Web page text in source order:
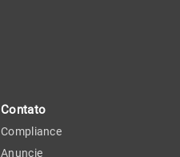
Contato
Compliance
Anuncie